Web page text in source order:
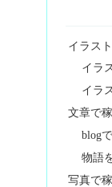
イラス
イラ
イラ
文章で稼
blog
物語
写真で稼